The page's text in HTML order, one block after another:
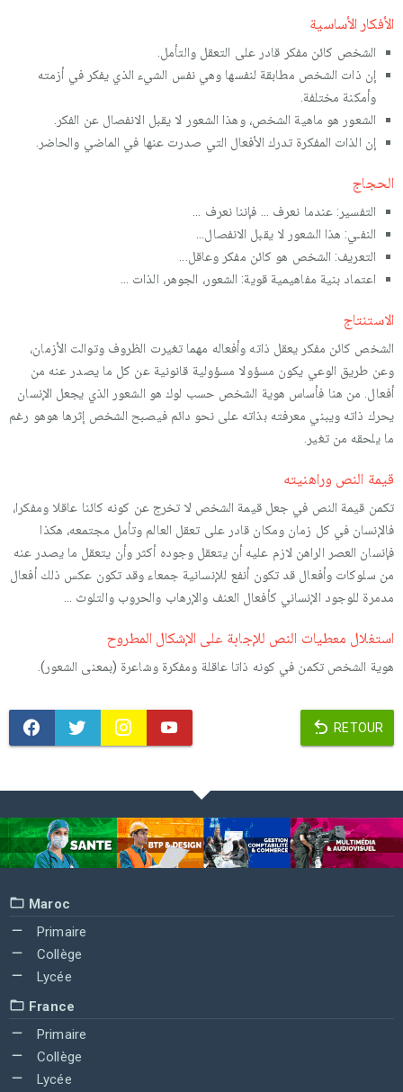
الأفكار الأساسية
الشخص كائن مفكر قادر على التعقل والتأمل.
إن ذات الشخص مطابقة لنفسها وهي نفس الشيء الذي يفكر في أزمته
وأمكنة مختلفة.
الشعور هو ماهية الشخص، وهذا الشعور لا يقبل الانفصال عن الفكر.
إن الذات المفكرة تدرك الأفعال التي صدرت عنها في الماضي والحاضر.
الحجاج
التفسير: عندما نعرف ... فإننا نعرف ...
النفـي: هذا الشعور لا يقبل الانفصال...
التعريف: الشخص هو كائن مفكر وعاقل...
اعتماد بنية مفاهيمية قوية: الشعور، الجوهر، الذات ...
الاستنتاج
الشخص كائن مفكر يعقل ذاته وأفعاله مهما تغيرت الظروف وتوالت الأزمان،
وعن طريق الوعي يكون مسؤولا مسؤولية قانونية عن كل ما يصدر عنه من
أفعال. من هنا فأساس هوية الشخص حسب لوك هو الشعور الذي يجعل الإنسان
يحرك ذاته ويبني معرفته بذاته على نحو دائم فيصبح الشخص إثرها هوهو رغم
ما يلحقه من تغير.
قيمة النص وراهنيته
تكمن قيمة النص في جعل قيمة الشخص لا تخرج عن كونه كائنا عاقلا ومفكرا،
فالإنسان في كل زمان ومكان قادر على تعقل العالم وتأمل مجتمعه، هكذا
فإنسان العصر الراهن لازم عليه أن يتعقل وجوده أكثر وأن يتعقل ما يصدر عنه
من سلوكات وأفعال قد تكون أنفع للإنسانية جمعاء وقد تكون عكس ذلك أفعال
مدمرة للوجود الإنساني كأفعال العنف والإرهاب والحروب والتلوث ...
استغلال معطيات النص للإجابة على الإشكال المطروح
هوية الشخص تكمن في كونه ذاتا عاقلة ومفكرة وشاعرة (بمعنى الشعور).
RETOUR
Maroc
Primaire
Collège
Lycée
France
Primaire
Collège
Lycée